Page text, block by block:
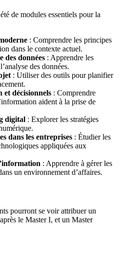
de modules essentiels pour la
: Comprendre les principes
dans le contexte actuel.
des données : Apprendre les
des données.
: Utiliser des outils pour planifier
et décisionnels : Comprendre
aident à la prise de
digital : Explorer les stratégies
dans les entreprises : Étudier les
appliquées aux
: Apprendre à gérer les
un environnement d’affaires.
pourront se voir attribuer un
le Master I, et un Master